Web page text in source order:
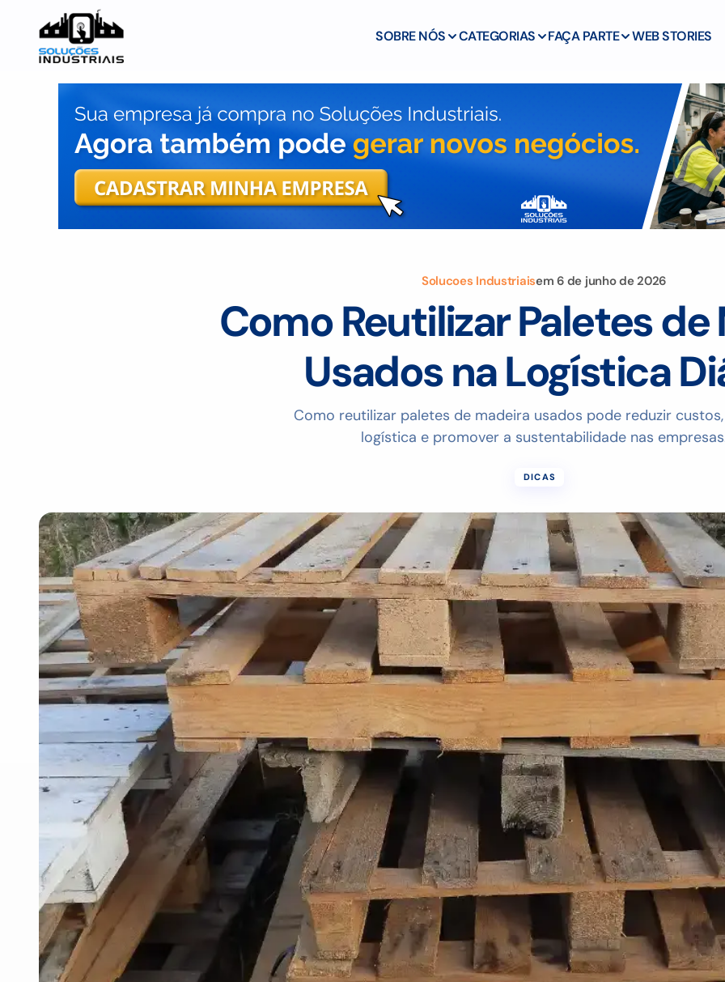
SOBRE NÓS CATEGORIAS FAÇA PARTE WEB STORIES
Solucoes Industriaisem 6 de junho de 2026
Como Reutilizar Paletes
Usados na Logística
Como reutilizar paletes de madeira usados pode reduzir
logística e promover a sustentabilidade nas
DICAS